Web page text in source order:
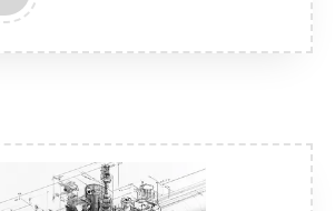
MORE